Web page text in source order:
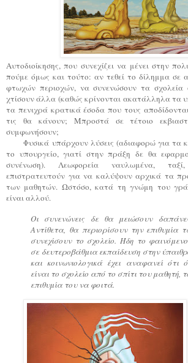
Αυτοδιοίκησης, που συνεχίζει να μένει στην
πούμε όμως και τούτο: αν τεθεί το δίλημμα σε
φτωχών περιοχών, να συνενώσουν τα σχολεία
χτίσουν άλλα (καθώς κρίνονται ακατάλληλα τα
τα πενιχρά κρατικά έσοδα που τους
τις θα κάνουν; Μπροστά σε τέτοιο
συμφωνήσουν;
Φυσικά υπάρχουν λύσεις (αδιαφορώ για τα
το υπουργείο, γιατί στην πράξη δε θα
συνένωση). Λεωφορεία ναυλωμένα,
επιστρατευτούν για να καλύψουν αρχικά τα
των μαθητών. Ωστόσο, κατά τη γνώμη του
είναι αλλού.
Οι συνενώνεις δε θα μειώσουν δαπάνες
Αντίθετα, θα περιορίσουν την επιθυμία
συνεχίσουν το σχολείο. Ήδη το
σε δευτεροβάθμια εκπαίδευση στην
και κοινωνιολογικά έχει αναφανεί
είναι το σχολείο από το σπίτι του μαθητή,
επιθυμία του να φοιτά.